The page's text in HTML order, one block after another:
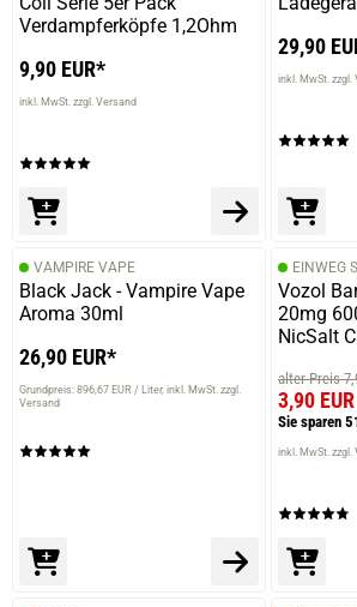
08.01.2022 — viaTrustedshops.de
Szabina H.
verifizierter Onlinekauf.
Die Bewertung erfolgte ohne Abgabe
Trustedshops.de
verifizierter Onlinekauf.
Schmeckt sehr fruchtig, frisch,sehr gut.
Trustedshops.de
Arnd B.
nette Abwechslung zu meinem
Verdampferköpfe 1,2Ohm
9,90 EUR*
inkl. MwSt. zzgl. Versand
29,90
inkl. MwSt. zzgl.
VAMPIRE VAPE
Black Jack - Vampire Vape
Aroma 30ml
26,90 EUR*
Grundpreis: 896,67 EUR / Liter inkl. MwSt. zzgl.
Versand
EINWEG
Vozol
20mg
NicSalt
alter Preis
3,90 EUR
Sie sparen
inkl. MwSt. zzgl.